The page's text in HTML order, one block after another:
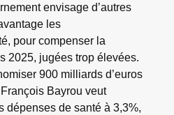
envisage d’autres
les
pour compenser la
2025, jugées trop élevées.
900 milliards d’euros
Bayrou veut
dépenses de santé à 3,3%,